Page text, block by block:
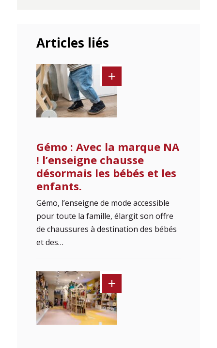
Articles liés
Gémo : Avec la marque NA
! l’enseigne chausse
désormais les bébés et les
enfants.
Gémo, l’enseigne de mode accessible
pour toute la ­famille, élargit son offre
de chaussures à destination des bébés
et des…